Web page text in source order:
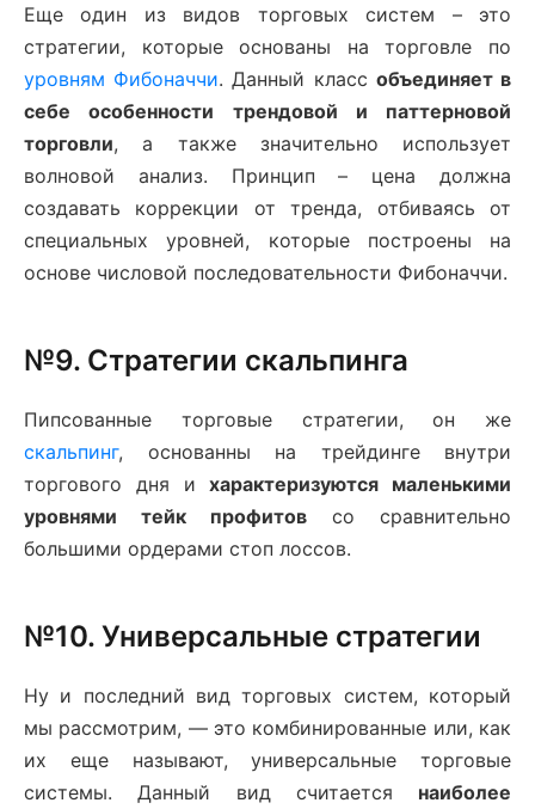
Еще один из видов торговых систем – это
стратегии, которые основаны на торговле по
уровням Фибоначчи. Данный класс объединяет в
себе особенности трендовой и паттерновой
торговли, а также значительно использует
волновой анализ. Принцип – цена должна
создавать коррекции от тренда, отбиваясь от
специальных уровней, которые построены на
основе числовой последовательности Фибоначчи.
№9. Стратегии скальпинга
Пипсованные торговые стратегии, он же
скальпинг, основанны на трейдинге внутри
торгового дня ихарактеризуются маленькими
уровнями тейк профитов со сравнительно
большими ордерами стоп лоссов.
№10. Универсальные стратегии
Ну и последний вид торговых систем, который
мы рассмотрим, — это комбинированные или, как
их еще называют, универсальные торговые
системы. Данный вид считается наиболее